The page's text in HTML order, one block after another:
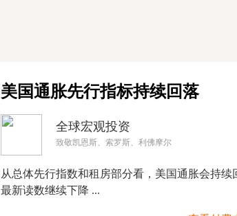
美国通胀先行指标持续回落
全球宏观投资
致敬凯恩斯、索罗斯、利佛摩尔
从总体先行指数和租房部分看，美国通胀会持
最新读数继续下降 ...